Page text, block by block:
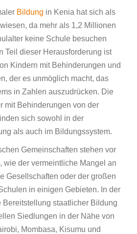
Bildung in Kenia hat sich als
da mehr als 1,2 Millionen
keine Schule besuchen
Teil dieser Herausforderung ist
Kindern mit Behinderungen und
der es unmöglich macht, das
in Zahlen auszudrücken. Die
mit Behinderungen von der
sich sowohl in der
als auch im Bildungssystem.
Gemeinschaften stehen vor
wie der vermeintliche Mangel an
Gesellschaften oder der großen
in einigen Gebieten. In der
staatlicher Bildung
Siedlungen in der Nähe von
Mombasa, Kisumu und